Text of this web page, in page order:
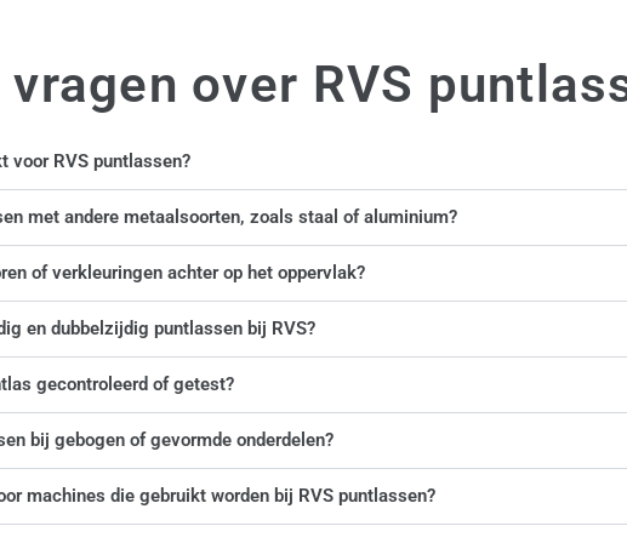
over RVS
voor RVS puntlassen?
met andere metaalsoorten, zoals staal of aluminium?
of verkleuringen achter op het oppervlak?
en dubbelzijdig puntlassen bij RVS?
gecontroleerd of getest?
bij gebogen of gevormde onderdelen?
machines die gebruikt worden bij RVS puntlassen?